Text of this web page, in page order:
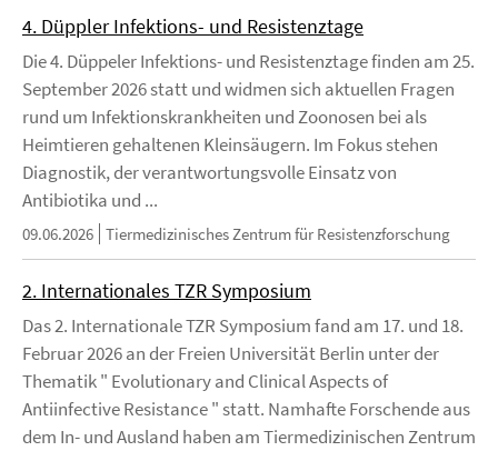
4. Düppler Infektions- und Resistenztage
Die 4. Düppeler Infektions- und Resistenztage finden am 25.
September 2026 statt und widmen sich aktuellen Fragen
rund um Infektionskrankheiten und Zoonosen bei als
Heimtieren gehaltenen Kleinsäugern. Im Fokus stehen
Diagnostik, der verantwortungsvolle Einsatz von
Antibiotika und ...
09.06.2026 Tiermedizinisches Zentrum für Resistenzforschung
2. Internationales TZR Symposium
Das 2. Internationale TZR Symposium fand am 17. und 18.
Februar 2026 an der Freien Universität Berlin unter der
Thematik " Evolutionary and Clinical Aspects of
Antiinfective Resistance " statt. Namhafte Forschende aus
dem In- und Ausland haben am Tiermedizinischen Zentrum